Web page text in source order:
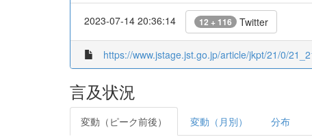
2023-07-14 20:36:14 12 + 116 Twitter
https://www.jstage.jst.go.jp/article/jkpt/21/0/
言及状況
変動（ピーク前後） 変動（月別） 分布